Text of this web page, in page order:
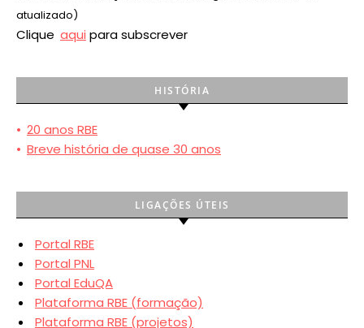
atualizado)
Clique aqui para subscrever
HISTÓRIA
• 20 anos RBE
• Breve história de quase 30 anos
LIGAÇÕES ÚTEIS
Portal RBE
Portal PNL
Portal EduQA
Plataforma RBE (formação)
Plataforma RBE (projetos)